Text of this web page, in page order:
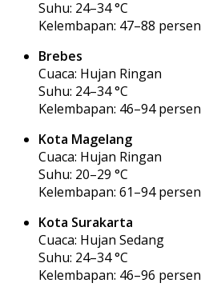
Suhu: 24–34 °C
Kelembapan: 47–88 persen
Brebes
Cuaca: Hujan Ringan
Suhu: 24–34 °C
Kelembapan: 46–94 persen
Kota Magelang
Cuaca: Hujan Ringan
Suhu: 20–29 °C
Kelembapan: 61–94 persen
Kota Surakarta
Cuaca: Hujan Sedang
Suhu: 24–34 °C
Kelembapan: 46–96 persen